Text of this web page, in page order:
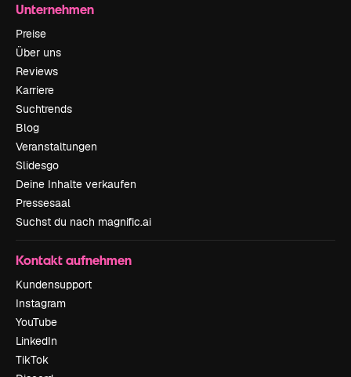
Unternehmen
Preise
Über uns
Reviews
Karriere
Suchtrends
Blog
Veranstaltungen
Slidesgo
Deine Inhalte verkaufen
Pressesaal
Suchst du nach magnific.ai
Kontakt aufnehmen
Kundensupport
Instagram
YouTube
LinkedIn
TikTok